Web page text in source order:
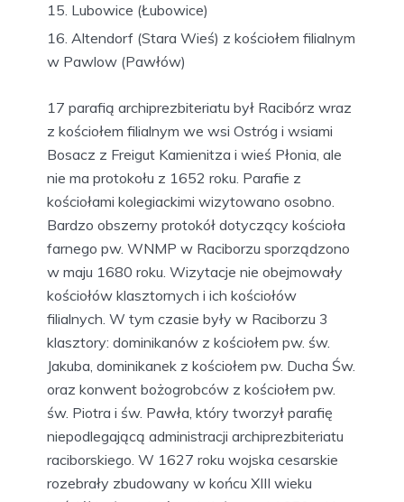
Lubowice (Łubowice)
Altendorf (Stara Wieś) z kościołem filialnym
w Pawlow (Pawłów)
17 parafią archiprezbiteriatu był Racibórz wraz
z kościołem filialnym we wsi Ostróg i wsiami
Bosacz z Freigut Kamienitza i wieś Płonia, ale
nie ma protokołu z 1652 roku. Parafie z
kościołami kolegiackimi wizytowano osobno.
Bardzo obszerny protokół dotyczący kościoła
farnego pw. WNMP w Raciborzu sporządzono
w maju 1680 roku. Wizytacje nie obejmowały
kościołów klasztornych i ich kościołów
filialnych. W tym czasie były w Raciborzu 3
klasztory: dominikanów z kościołem pw. św.
Jakuba, dominikanek z kościołem pw. Ducha Św.
oraz konwent bożogrobców z kościołem pw.
św. Piotra i św. Pawła, który tworzył parafię
niepodlegającą administracji archiprezbiteriatu
raciborskiego. W 1627 roku wojska cesarskie
rozebrały zbudowany w końcu XIII wieku